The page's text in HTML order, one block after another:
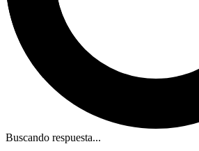
Buscando respuesta...